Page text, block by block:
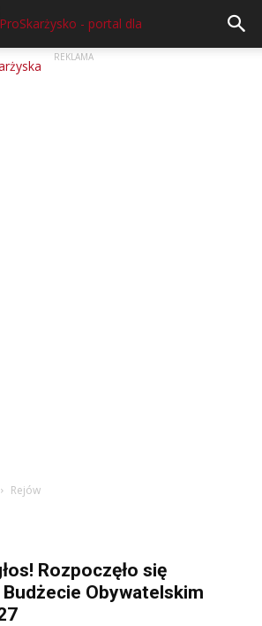
REKLAMA
Rejów
Rozpoczęło się
Budżecie Obywatelskim